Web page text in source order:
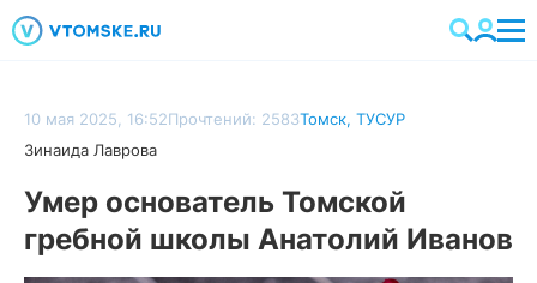
10 мая 2025, 16:52Прочтений: 2583Томск, ТУСУР
Зинаида Лаврова
Умер основатель Томской
гребной школы Анатолий Иванов